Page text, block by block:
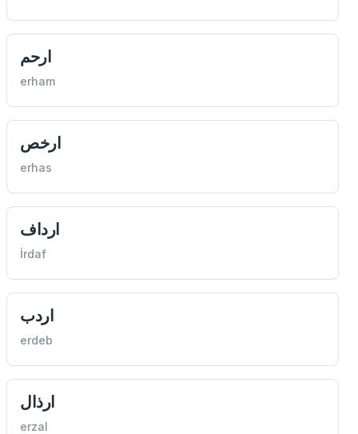
ارحم
erham
ارخص
erhas
ارداف
İrdaf
اردب
erdeb
ارذال
erzal